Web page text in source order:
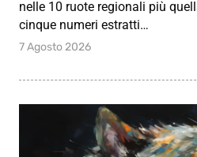
nelle 10 ruote regionali più
cinque numeri estratti…
7 Agosto 2026